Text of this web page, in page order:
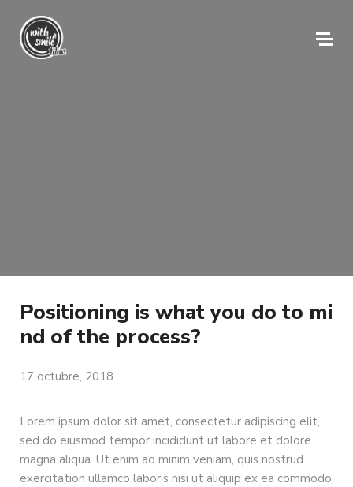
Positioning is what you do to mi
nd of the process?
17 octubre, 2018
Lorem ipsum dolor sit amet, consectetur adipiscing elit,
sed do eiusmod tempor incididunt ut labore et dolore
magna aliqua. Ut enim ad minim veniam, quis nostrud
exercitation ullamco laboris nisi ut aliquip ex ea commodo